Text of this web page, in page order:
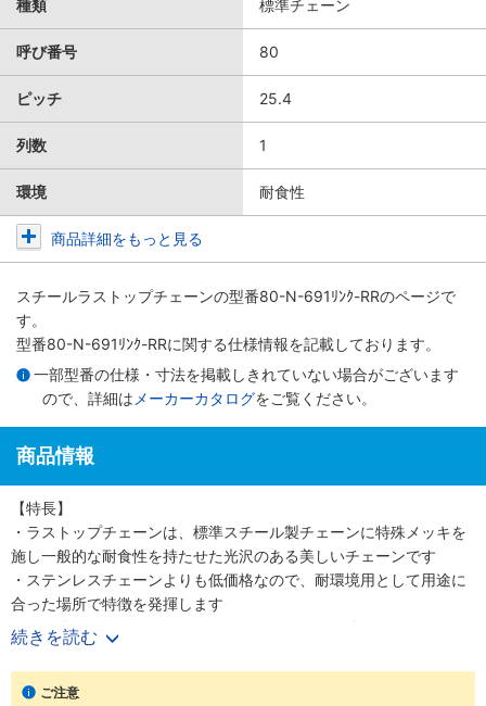
種類 標準チェーン
呼び番号 80
ピッチ 25.4
列数 1
環境 耐食性
商品詳細をもっと見る
スチールラストップチェーンの型番80-N-691ﾘﾝｸ-RRのページで
す。
型番80-N-691ﾘﾝｸ-RRに関する仕様情報を記載しております。
一部型番の仕様・寸法を掲載しきれていない場合がございます
ので、詳細は メーカーカタログをご覧ください。
商品情報
【特長】
・ラストップチェーンは、標準スチール製チェーンに特殊メッキを
施し一般的な耐食性を持たせた光沢のある美しいチェーンです
・ステンレスチェーンよりも低価格なので、耐環境用として用途に
合った場所で特徴を発揮します
・引張強さについてはステンレスチェーンよりも強いです
【用途】
・ラストップチェーンはほとんどのローラチェーン、ニバイピッチ
等のアタッチメント付チェーンにも適用可能です
続きを読む
ご注意